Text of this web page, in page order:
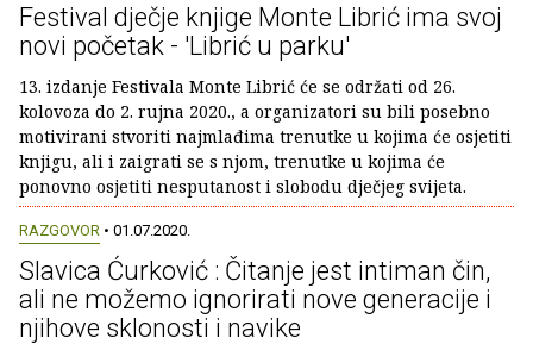
Festival dječje knjige Monte Librić ima svoj
novi početak - 'Librić u parku'
13. izdanje Festivala Monte Librić će se održati od 26.
kolovoza do 2. rujna 2020., a organizatori su bili posebno
motivirani stvoriti najmlađima trenutke u kojima će osjetiti
knjigu, ali i zaigrati se s njom, trenutke u kojima će
ponovno osjetiti nesputanost i slobodu dječjeg svijeta.
RAZGOVOR • 01.07.2020.
Slavica Ćurković : Čitanje jest intiman čin,
ali ne možemo ignorirati nove generacije i
njihove sklonosti i navike